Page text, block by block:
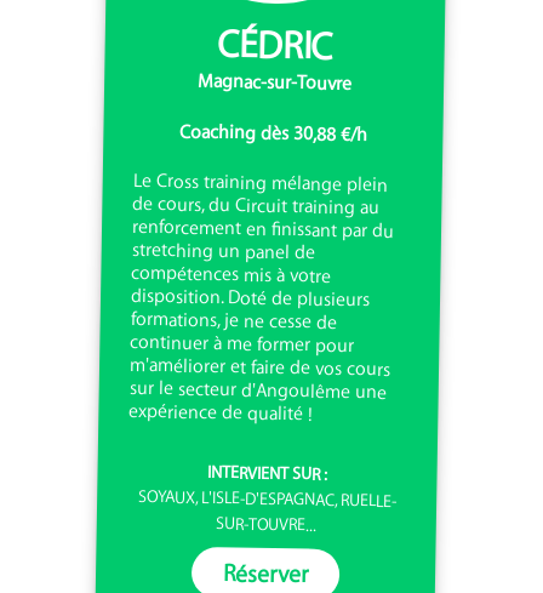
CÉDRIC
Magnac-sur-Touvre
Coaching dès 30,88 €/h
Le Cross training mélange plein
de cours, du Circuit training au
renforcement en finissant par du
stretching un panel de
compétences mis à votre
disposition. Doté de plusieurs
formations, je ne cesse de
continuer à me former pour
m'améliorer et faire de vos cours
sur le secteur d'Angoulême une
expérience de qualité !
INTERVIENT SUR :
SOYAUX, L'ISLE-D'ESPAGNAC, RUELLE-
SUR-TOUVRE...
Réserver